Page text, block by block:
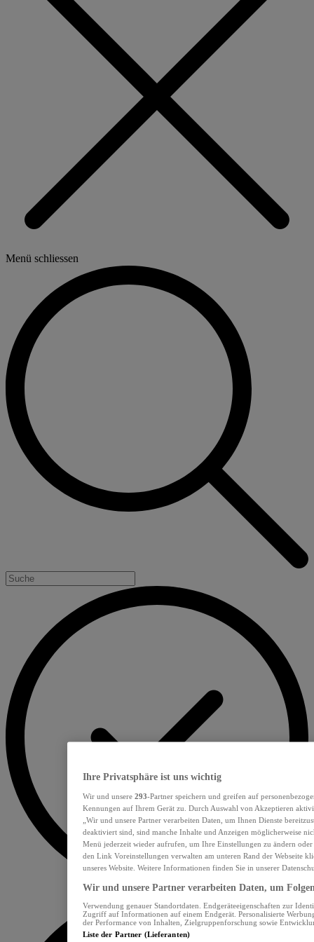
Menü schliessen
Ihre Privatsphäre ist uns wichtig
Wir und unsere 293-Partner speichern und greifen auf
Kennungen auf Ihrem Gerät zu. Durch Auswahl von Akzeptieren
„Wir und unsere Partner verarbeiten Daten, um Ihnen Dienste
deaktiviert sind, sind manche Inhalte und Anzeigen möglicherweise
Menü jederzeit wieder aufrufen, um Ihre Einstellungen zu ändern
den Link Voreinstellungen verwalten am unteren Rand der Webseite
unseres Website. Weitere Informationen finden Sie in unserer
Wir und unsere Partner verarbeiten Daten, um
Verwendung genauer Standortdaten. Endgeräteeigenschaften zur
Zugriff auf Informationen auf einem Endgerät. Personalisierte
der Performance von Inhalten, Zielgruppenforschung sowie
Liste der Partner (Lieferanten)